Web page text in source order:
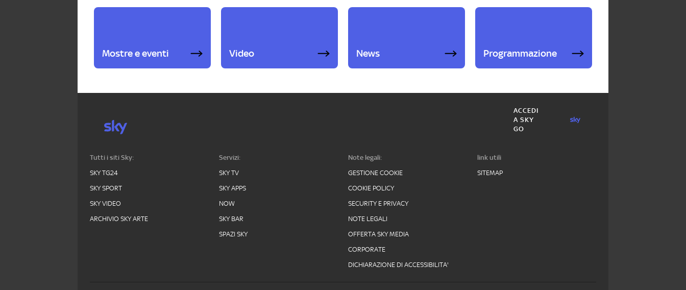
Mostre e eventi Video News Programmazione
ACCEDI
A SKY
GO
Tutti i siti Sky:
SKY TG24
SKY SPORT
SKY VIDEO
ARCHIVIO SKY ARTE
Servizi:
SKY TV
SKY APPS
NOW
SKY BAR
SPAZI SKY
Note legali:
GESTIONE COOKIE
COOKIE POLICY
SECURITY E PRIVACY
NOTE LEGALI
OFFERTA SKY MEDIA
CORPORATE
DICHIARAZIONE DI ACCESSIBILITA'
link utili
SITEMAP